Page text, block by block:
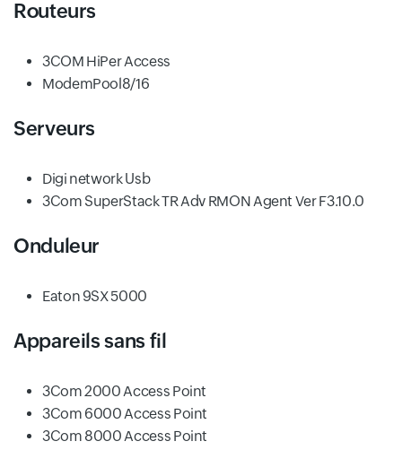
Routeurs
3COM HiPer Access
ModemPool8/16
Serveurs
Digi network Usb
3Com SuperStack TR Adv RMON Agent Ver F3.10.0
Onduleur
Eaton 9SX 5000
Appareils sans fil
3Com 2000 Access Point
3Com 6000 Access Point
3Com 8000 Access Point